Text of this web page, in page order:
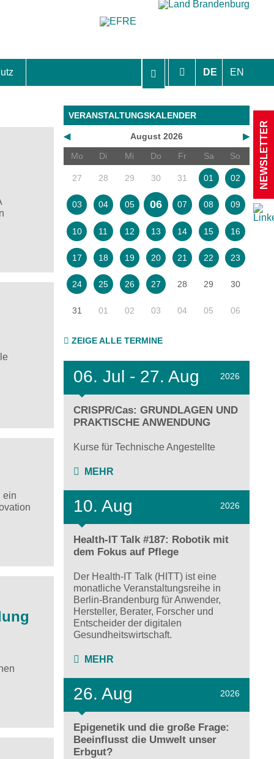
DE EN
ein
VERANSTALTUNGSKALENDER
◀ ▶
August 2026
Mo
Di Mi Do Fr Sa So
27 28 29 30 31 01 02
03 04 05 06 07 08 09
10 11 12 13 14 15 16
17 18 19 20 21 22 23
24 25 26 27 28 29 30
31 01 02 03 04 05 06
ZEIGE ALLE TERMINE
06. Jul - 27. Aug 2026
CRISPR/Cas: GRUNDLAGEN UND
PRAKTISCHE ANWENDUNG
Kurse für Technische Angestellte
MEHR
10. Aug 2026
Health-IT Talk #187: Robotik mit
dem Fokus auf Pflege
Der Health-IT Talk (HITT) ist eine
monatliche Veranstaltungsreihe in
Berlin-Brandenburg für Anwender,
Hersteller, Berater, Forscher und
Entscheider der digitalen
Gesundheitswirtschaft.
MEHR
26. Aug 2026
Epigenetik und die große Frage:
Beeinflusst die Umwelt unser
Erbgut?
NEWSLETTER